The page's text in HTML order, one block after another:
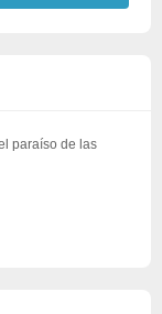
paraíso de las